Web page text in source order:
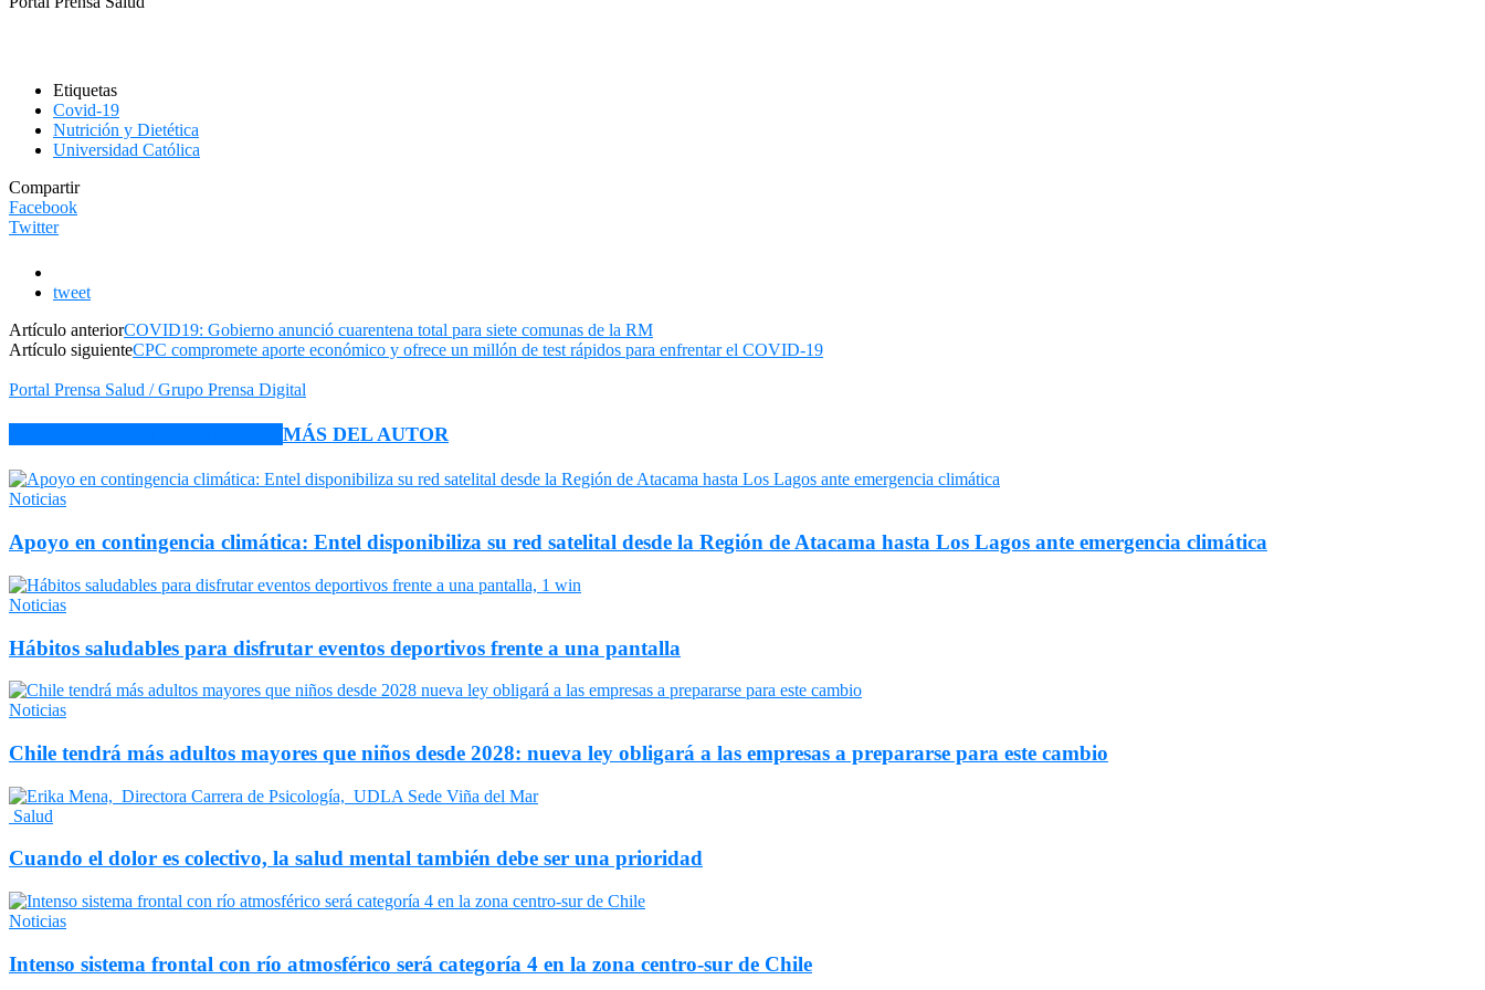
Etiquetas
Covid-19
Nutrición y Dietética
Universidad Católica
Compartir
Facebook
Twitter
tweet
Artículo anteriorCOVID19: Gobierno anunció cuarentena total para siete comunas de la RM
Artículo siguienteCPC compromete aporte económico y ofrece un millón de test rápidos para enfrentar el COVID-19
Portal Prensa Salud / Grupo Prensa Digital
MÁS DEL AUTOR
Noticias
Apoyo en contingencia climática: Entel disponibiliza su red satelital desde la Región de Atacama hasta Los Lagos ante emergencia climática
Noticias
Hábitos saludables para disfrutar eventos deportivos frente a una pantalla
Noticias
Chile tendrá más adultos mayores que niños desde 2028: nueva ley obligará a las empresas a prepararse para este cambio
Salud
Cuando el dolor es colectivo, la salud mental también debe ser una prioridad
Noticias
Intenso sistema frontal con río atmosférico será categoría 4 en la zona centro-sur de Chile